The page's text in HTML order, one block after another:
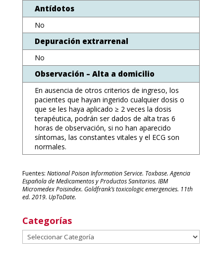
Antídotos
No
Depuración extrarrenal
No
Observación – Alta a domicilio
En ausencia de otros criterios de ingreso, los
pacientes que hayan ingerido cualquier dosis o
que se les haya aplicado ≥ 2 veces la dosis
terapéutica, podrán ser dados de alta tras 6
horas de observación, si no han aparecido
síntomas, las constantes vitales y el ECG son
normales.
Fuentes: National Poison Information Service. Toxbase. Agencia
Española de Medicamentos y Productos Sanitarios. IBM
Micromedex Poisindex. Goldfrank’s toxicologic emergencies. 11th
ed. 2019. UpToDate.
Categorías
Categorías